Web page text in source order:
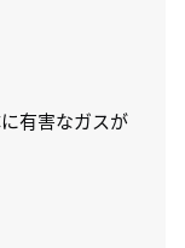
有害なガスが